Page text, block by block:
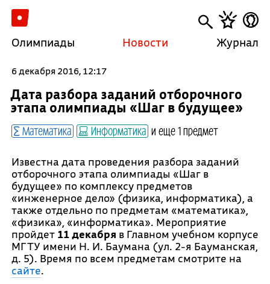
Олимпиады Новости Журнал
6 декабря 2016, 12:17
Дата разбора заданий отборочного
этапа олимпиады «Шаг в будущее»
Математика Информатика и еще 1 предмет
Известна дата проведения разбора заданий
отборочного этапа олимпиады «Шаг в
будущее» по комплексу предметов
«инженерное дело» (физика, информатика), а
также отдельно по предметам «математика»,
«физика», «информатика». Мероприятие
пройдет 11 декабря в Главном учебном корпусе
МГТУ имени Н. И. Баумана (ул. 2-я Бауманская,
д. 5). Время по всем предметам смотрите на
сайте.